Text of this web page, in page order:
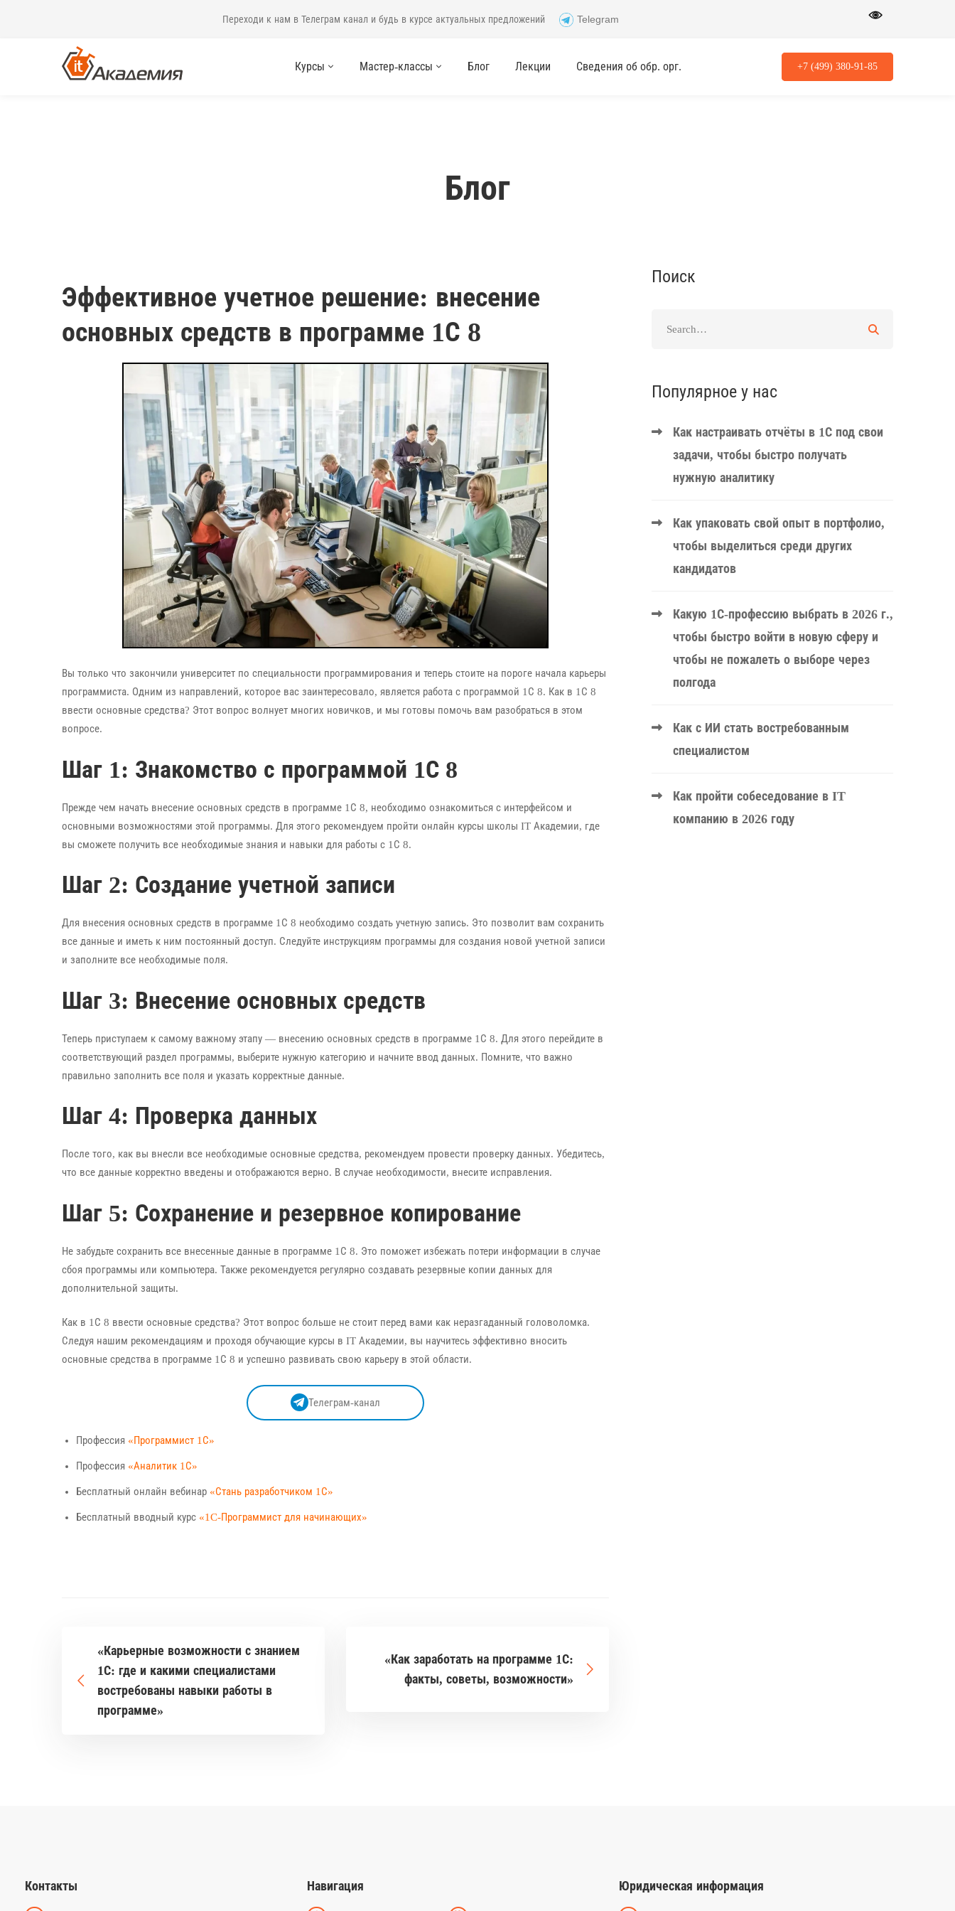
Переходи к нам в Телеграм канал и будь в курсе актуальных предложений Telegram
Курсы Мастер-классы Блог Лекции Сведения об обр. орг. +7 (499) 380-91-85
Блог
Эффективное учетное решение: внесение
основных средств в программе 1С 8
Вы только что закончили университет по специальности программирования и теперь стоите на пороге начала карьеры
программиста. Одним из направлений, которое вас заинтересовало, является работа с программой 1С 8. Как в 1С 8
ввести основные средства? Этот вопрос волнует многих новичков, и мы готовы помочь вам разобраться в этом
вопросе.
Шаг 1: Знакомство с программой 1С 8
Прежде чем начать внесение основных средств в программе 1С 8, необходимо ознакомиться с интерфейсом и
основными возможностями этой программы. Для этого рекомендуем пройти онлайн курсы школы IT Академии, где
вы сможете получить все необходимые знания и навыки для работы с 1С 8.
Шаг 2: Создание учетной записи
Для внесения основных средств в программе 1С 8 необходимо создать учетную запись. Это позволит вам сохранить
все данные и иметь к ним постоянный доступ. Следуйте инструкциям программы для создания новой учетной записи
и заполните все необходимые поля.
Шаг 3: Внесение основных средств
Теперь приступаем к самому важному этапу — внесению основных средств в программе 1С 8. Для этого перейдите в
соответствующий раздел программы, выберите нужную категорию и начните ввод данных. Помните, что важно
правильно заполнить все поля и указать корректные данные.
Шаг 4: Проверка данных
После того, как вы внесли все необходимые основные средства, рекомендуем провести проверку данных. Убедитесь,
что все данные корректно введены и отображаются верно. В случае необходимости, внесите исправления.
Шаг 5: Сохранение и резервное копирование
Не забудьте сохранить все внесенные данные в программе 1С 8. Это поможет избежать потери информации в случае
сбоя программы или компьютера. Также рекомендуется регулярно создавать резервные копии данных для
дополнительной защиты.
Как в 1С 8 ввести основные средства? Этот вопрос больше не стоит перед вами как неразгаданный головоломка.
Следуя нашим рекомендациям и проходя обучающие курсы в IT Академии, вы научитесь эффективно вносить
основные средства в программе 1С 8 и успешно развивать свою карьеру в этой области.
Телеграм-канал
Профессия «Программист 1С»
Профессия «Аналитик 1С»
Бесплатный онлайн вебинар «Стань разработчиком 1С»
Бесплатный вводный курс «1C-Программист для начинающих»
«Карьерные возможности с знанием
1С: где и какими специалистами
востребованы навыки работы в
программе»
«Как заработать на программе 1С:
факты, советы, возможности»
Поиск
Популярное у нас
Как настраивать отчёты в 1С под свои
задачи, чтобы быстро получать
нужную аналитику
Как упаковать свой опыт в портфолио,
чтобы выделиться среди других
кандидатов
Какую 1С-профессию выбрать в 2026 г.,
чтобы быстро войти в новую сферу и
чтобы не пожалеть о выборе через
полгода
Как с ИИ стать востребованным
специалистом
Как пройти собеседование в IT
компанию в 2026 году
Контакты Навигация Юридическая информация